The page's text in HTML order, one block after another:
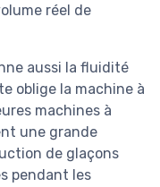
réel de
aussi la fluidité
oblige la machine à
machines à
une grande
de glaçons
pendant les